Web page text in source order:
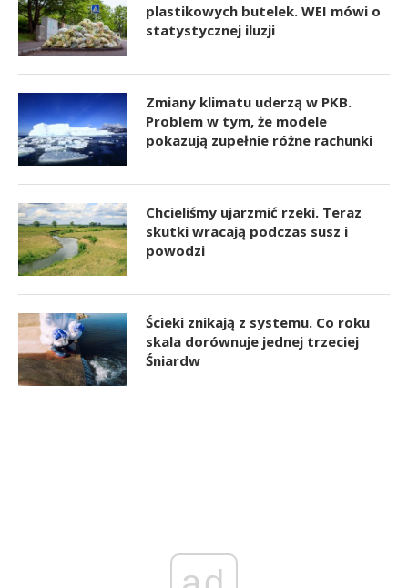
plastikowych butelek. WEI mówi o
statystycznej iluzji
Zmiany klimatu uderzą w PKB.
Problem w tym, że modele
pokazują zupełnie różne rachunki
Chcieliśmy ujarzmić rzeki. Teraz
skutki wracają podczas susz i
powodzi
Ścieki znikają z systemu. Co roku
skala dorównuje jednej trzeciej
Śniardw